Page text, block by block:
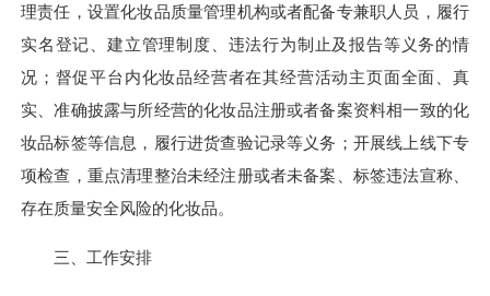
理责任，设置化妆品质量管理机构或者配备专兼职人员，履行
实名登记、建立管理制度、违法行为制止及报告等义务的情
况；督促平台内化妆品经营者在其经营活动主页面全面、真
实、准确披露与所经营的化妆品注册或者备案资料相一致的化
妆品标签等信息，履行进货查验记录等义务；开展线上线下专
项检查，重点清理整治未经注册或者未备案、标签违法宣称、
存在质量安全风险的化妆品。
三、工作安排